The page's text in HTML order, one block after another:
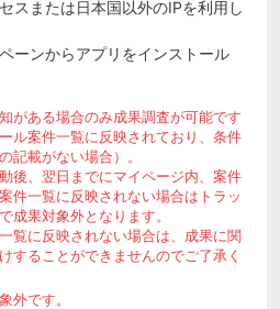
スまたは日本国以外のIPを利用し
ーンからアプリをインストール
がある場合のみ成果調査が可能です
ル案件一覧に反映されており、条件
記載がない場合）。
後、翌日までにマイページ内、案件
件一覧に反映されない場合はトラッ
成果対象外となります。
覧に反映されない場合は、成果に関
することができませんのでご了承く
外です。